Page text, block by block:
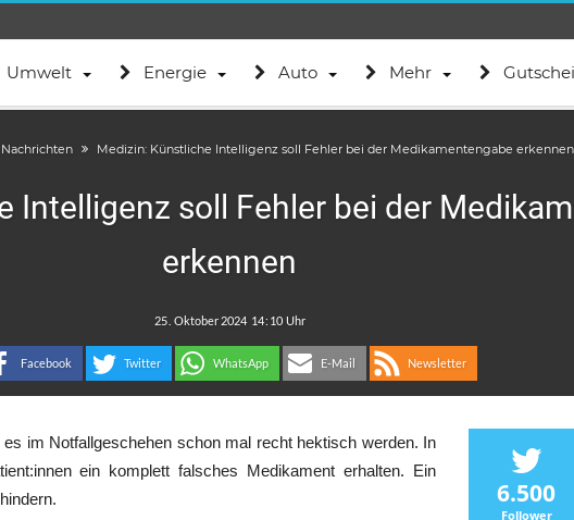
Umwelt Energie Auto Mehr
Medizin: Künstliche Intelligenz soll Fehler bei der Medikamentengabe erkennen
Intelligenz soll Fehler bei der
erkennen
:
Facebook Twitter WhatsApp E-Mail Newsletter
im Notfallgeschehen schon mal recht hektisch werden. In
ein komplett falsches Medikament erhalten. Ein
6.500
Follower